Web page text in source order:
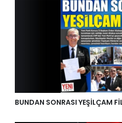
BUNDAN SONRASI YEŞİLÇAM